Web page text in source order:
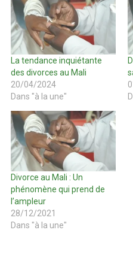
La tendance inquiétante
des divorces au Mali
20/04/2024
Dans "à la une"
Divorce au Mali : Un
phénomène qui prend de
l’ampleur
28/12/2021
Dans "à la une"